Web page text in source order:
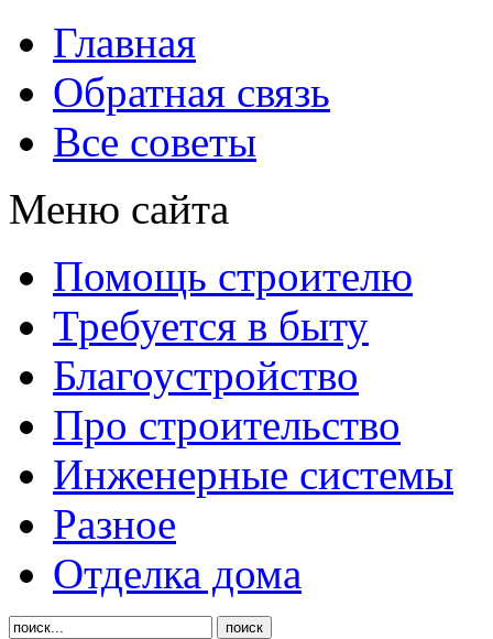
Главная
Обратная связь
Все советы
Меню сайта
Помощь строителю
Требуется в быту
Благоустройство
Про строительство
Инженерные системы
Разное
Отделка дома